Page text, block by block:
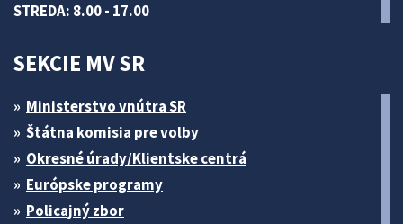
STREDA: 8.00 - 17.00
SEKCIE MV SR
Ministerstvo vnútra SR
Štátna komisia pre volby
Okresné úrady/Klientske centrá
Európske programy
Policajný zbor